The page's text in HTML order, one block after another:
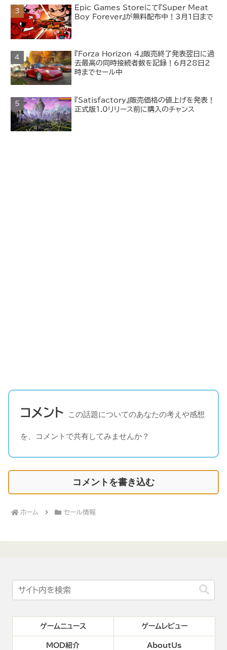
Epic Games Storeにて『Super Meat
Boy Forever』が無料配布中！3月1日まで
『Forza Horizon 4』販売終了発表翌日に過
去最高の同時接続者数を記録！6月28日2
時までセール中
『Satisfactory』販売価格の値上げを発表！
正式版1.0リリース前に購入のチャンス
コメント この話題についてのあなたの考えや感想
を、コメントで共有してみませんか？
コメントを書き込む
ホーム セール情報
ゲームニュース ゲームレビュー
MOD紹介 AboutUs